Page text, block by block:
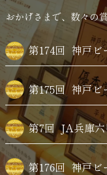
おかげさまで、数々の
第174回 神戸ビ
第175回 神戸ビ
第7回 JA兵庫
第176回 神戸ビ